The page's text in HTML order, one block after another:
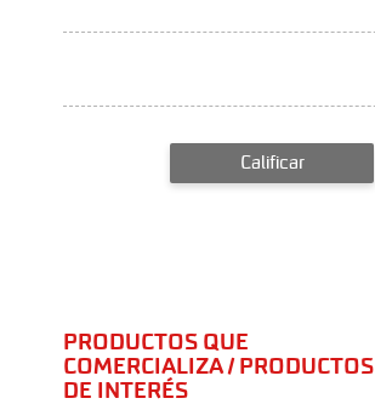
Calificar
PRODUCTOS QUE
COMERCIALIZA / PRODUCTOS
DE INTERÉS